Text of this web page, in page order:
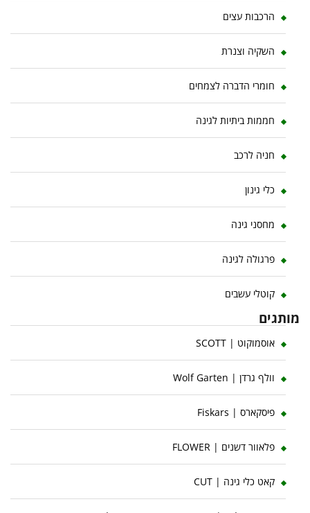
הרכבות עצים
השקיה וצנרת
חומרי הדברה לצמחים
חממות ביתיות לגינה
חניה לרכב
כלי גינון
מחסני גינה
פרגולה לגינה
קוטלי עשבים
מותגים
אוסמוקוט | SCOTT
וולף גרדן | Wolf Garten
פיסקארס | Fiskars
פלאוור דשנים | FLOWER
קאט כלי גינה | CUT